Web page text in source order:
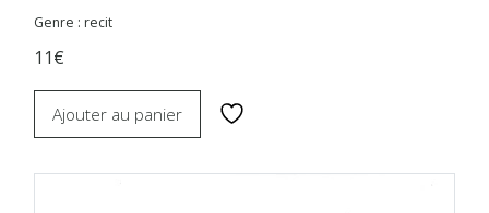
Genre : recit
11€
Ajouter au panier